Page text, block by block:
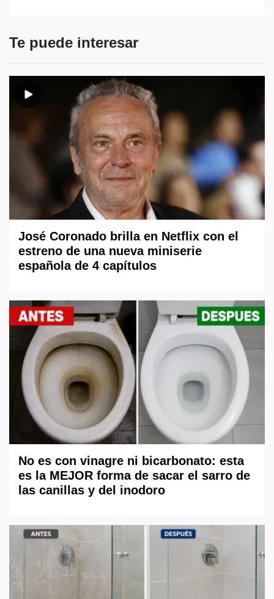
Te puede interesar
José Coronado brilla en Netflix con el
estreno de una nueva miniserie
española de 4 capítulos
No es con vinagre ni bicarbonato: esta
es la MEJOR forma de sacar el sarro de
las canillas y del inodoro